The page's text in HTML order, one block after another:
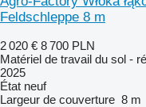
Feldschleppe 8 m
2 020 € 8 700 PLN
Matériel de travail du sol -
2025
État neuf
Largeur de couverture 8 m